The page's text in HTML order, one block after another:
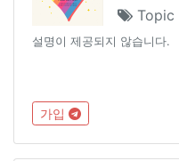
Topic
설명이 제공되지 않습니다.
가입